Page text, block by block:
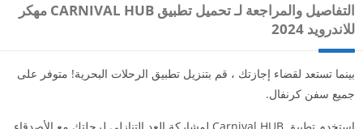
التفاصيل والمراجعة لـ تحميل تطبيق CARNIVAL HUB مهكر
للاندرويد 2024
بينما تستعد لقضاء إجازتك ، قم بتنزيل تطبيق الرحلات البحرية! متوفر على
جميع سفن كرنفال.